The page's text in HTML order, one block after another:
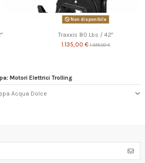
Non disponibile
Traxxis 80 Lbs / 42"
1.135,00 €1.335,00 €
Motori Elettrici Trolling
Acqua Dolce